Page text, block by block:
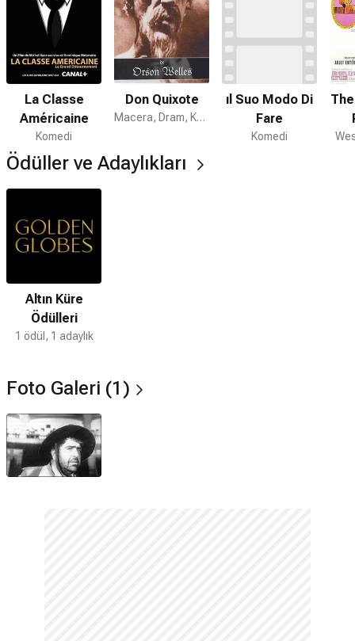
La Classe
Américaine
Komedi
Don Quixote
Macera, Dram, Komedi
ıl Suo Modo Di
Fare
Komedi
Ödüller ve Adaylıkları
Altın Küre
Ödülleri
1 ödül, 1 adaylık
Foto Galeri (1)